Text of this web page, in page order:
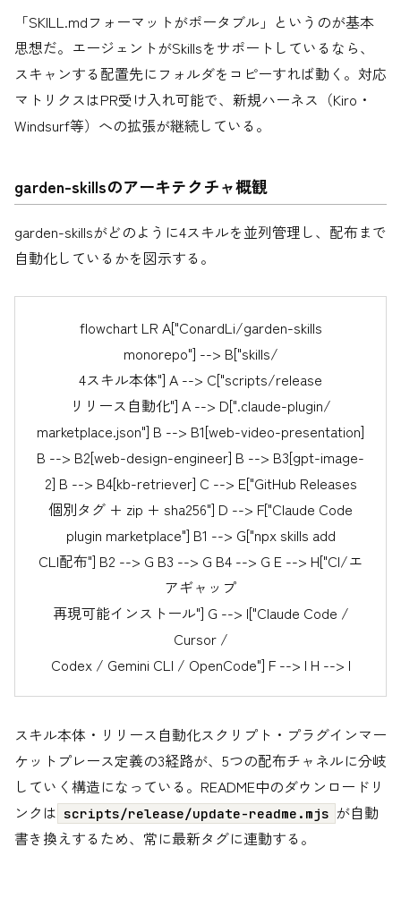
「SKILL.mdフォーマットがポータブル」というのが基本
思想だ。エージェントがSkillsをサポートしているなら、
スキャンする配置先にフォルダをコピーすれば動く。対応
マトリクスはPR受け入れ可能で、新規ハーネス（Kiro・
Windsurf等）への拡張が継続している。
garden-skillsのアーキテクチャ概観
garden-skillsがどのように4スキルを並列管理し、配布まで
自動化しているかを図示する。
flowchart LR A["ConardLi/garden-skills
monorepo"] --> B["skills/
4スキル本体"] A --> C["scripts/release
リリース自動化"] A --> D[".claude-plugin/
marketplace.json"] B --> B1[web-video-presentation]
B --> B2[web-design-engineer] B --> B3[gpt-image-
2] B --> B4[kb-retriever] C --> E["GitHub Releases
個別タグ + zip + sha256"] D --> F["Claude Code
plugin marketplace"] B1 --> G["npx skills add
CLI配布"] B2 --> G B3 --> G B4 --> G E --> H["CI/エ
アギャップ
再現可能インストール"] G --> I["Claude Code /
Cursor /
Codex / Gemini CLI / OpenCode"] F --> I H --> I
スキル本体・リリース自動化スクリプト・プラグインマー
ケットプレース定義の3経路が、5つの配布チャネルに分岐
していく構造になっている。README中のダウンロードリ
ンクは scripts/release/update-readme.mjs が自動
書き換えするため、常に最新タグに連動する。